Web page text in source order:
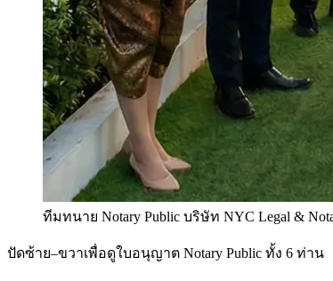
ทีมทนาย Notary Public บริษัท NYC Legal &
ปัดซ้าย–ขวาเพื่อดูใบอนุญาต Notary Public ทั้ง 6 ท่าน